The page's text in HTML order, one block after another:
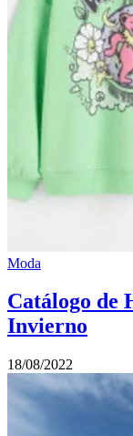
Moda
Catálogo de
Invierno
18/08/2022